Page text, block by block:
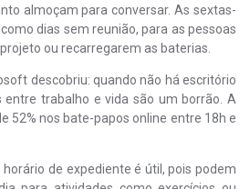
almoçam para conversar. As sextas-
dias sem reunião, para as pessoas
ou recarregarem as baterias.
descobriu: quando não há escritório
entre trabalho e vida são um borrão. A
52% nos bate-papos online entre 18h e
horário de expediente é útil, pois podem